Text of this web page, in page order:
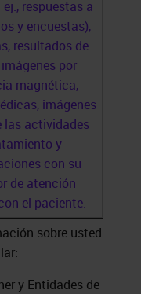
respuestas a
y encuestas),
resultados de
por
magnética,
imágenes
las actividades
y
con su
de atención
el paciente.
sobre usted
y Entidades de